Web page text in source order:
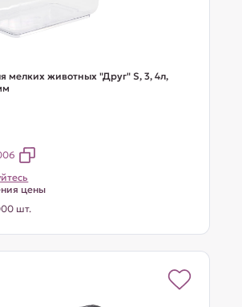
мелких животных "Друг" S, 3, 4л,
цены
шт.